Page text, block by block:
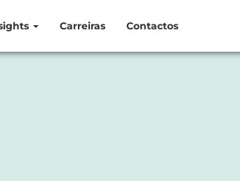
Carreiras Contactos